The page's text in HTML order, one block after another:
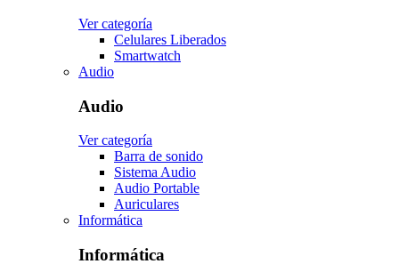
Ver categoría
Celulares Liberados
Smartwatch
Audio
Audio
Ver categoría
Barra de sonido
Sistema Audio
Audio Portable
Auriculares
Informática
Informática